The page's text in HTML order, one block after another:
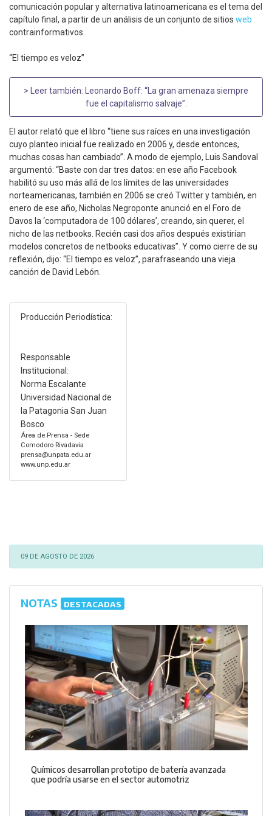
comunicación popular y alternativa latinoamericana es el tema del
capítulo final, a partir de un análisis de un conjunto de sitios web
contrainformativos.
“El tiempo es veloz”
> Leer también: Leonardo Boff: “La gran amenaza siempre
fue el capitalismo salvaje”
El autor relató que el libro “tiene sus raíces en una investigación
cuyo planteo inicial fue realizado en 2006 y, desde entonces,
muchas cosas han cambiado”. A modo de ejemplo, Luis Sandoval
argumentó: “Baste con dar tres datos: en ese año Facebook
habilitó su uso más allá de los límites de las universidades
norteamericanas, también en 2006 se creó Twitter y también, en
enero de ese año, Nicholas Negroponte anunció en el Foro de
Davos la ‘computadora de 100 dólares’, creando, sin querer, el
nicho de las netbooks. Recién casi dos años después existirían
modelos concretos de netbooks educativas”. Y como cierre de su
reflexión, dijo: “El tiempo es veloz”, parafraseando una vieja
canción de David Lebón.
Producción Periodística:
Responsable
Institucional:
Norma Escalante
Universidad Nacional de
la Patagonia San Juan
Bosco
Área de Prensa - Sede
Comodoro Rivadavia
prensa@unpata.edu.ar
www.unp.edu.ar
09 DE AGOSTO DE 2026
NOTAS DESTACADAS
Químicos desarrollan prototipo de batería avanzada
que podría usarse en el sector automotriz